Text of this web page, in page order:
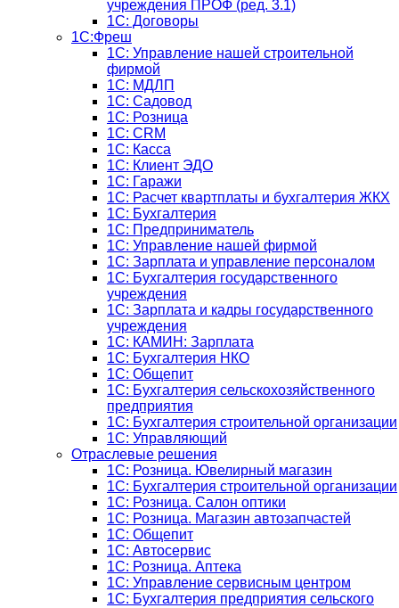
учреждения ПРОФ (ред. 3.1)
1С: Договоры
1С:Фреш
1С: Управление нашей строительной
фирмой
1С: МДЛП
1С: Садовод
1С: Розница
1C: CRM
1C: Касса
1С: Клиент ЭДО
1С: Гаражи
1C: Расчет квартплаты и бухгалтерия ЖКХ
1C: Бухгалтерия
1C: Предприниматель
1C: Управление нашей фирмой
1C: Зарплата и управление персоналом
1C: Бухгалтерия государственного
учреждения
1C: Зарплата и кадры государственного
учреждения
1C: КАМИН: Зарплата
1C: Бухгалтерия НКО
1С: Общепит
1С: Бухгалтерия сельскохозяйст­венного
предприятия
1С: Бухгалтерия строительной организации
1С: Управляющий
Отраслевые решения
1С: Розница. Ювелирный магазин
1С: Бухгалтерия строительной организации
1С: Розница. Салон оптики
1С: Розница. Магазин автозапчастей
1C: Общепит
1С: Автосервис
1С: Розница. Аптека
1С: Управление сервисным центром
1С: Бухгалтерия предприятия сельского